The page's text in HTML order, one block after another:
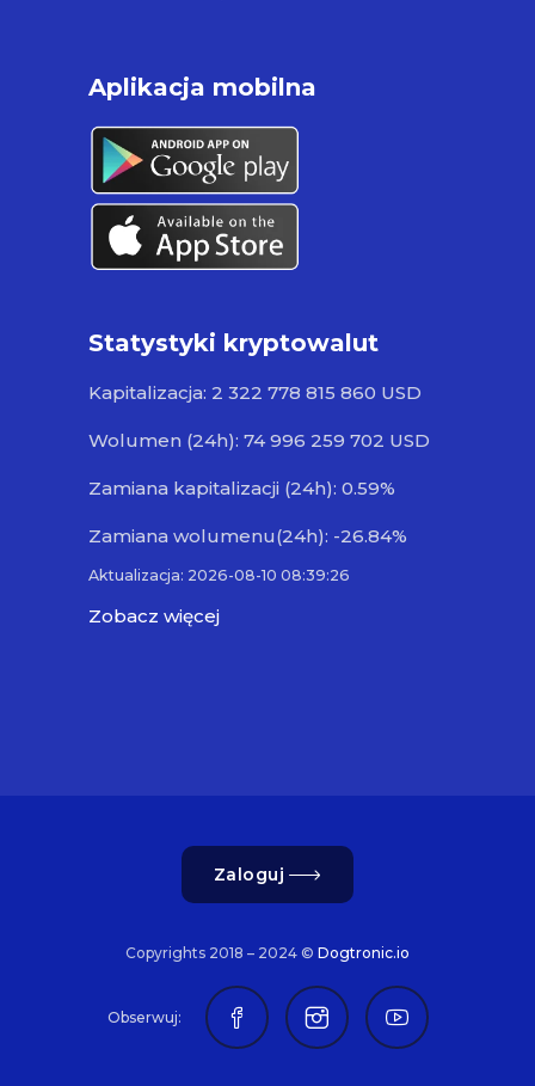
Aplikacja mobilna
Statystyki kryptowalut
Kapitalizacja: 2 322 778 815 860 USD
Wolumen (24h): 74 996 259 702 USD
Zamiana kapitalizacji (24h): 0.59%
Zamiana wolumenu(24h): -26.84%
Aktualizacja: 2026-08-10 08:39:26
Zobacz więcej
Zaloguj
Copyrights 2018 – 2024 © Dogtronic.io
Obserwuj: